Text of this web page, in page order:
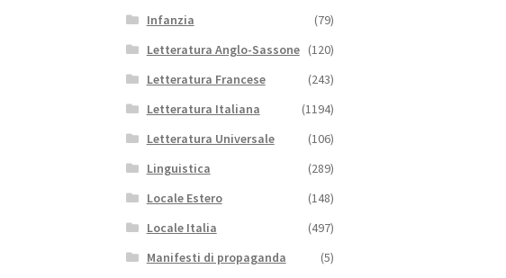
Infanzia
(79)
Letteratura Anglo-Sassone (120)
Letteratura Francese
(243)
Letteratura Italiana
(1194)
Letteratura Universale
(106)
Linguistica
(289)
Locale Estero
(148)
Locale Italia
(497)
Manifesti di propaganda
(5)